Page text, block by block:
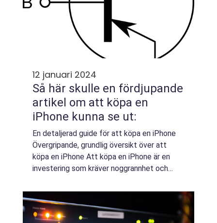
12 januari 2024
Så här skulle en fördjupande
artikel om att köpa en
iPhone kunna se ut:
En detaljerad guide för att köpa en iPhone
Övergripande, grundlig översikt över att
köpa en iPhone Att köpa en iPhone är en
investering som kräver noggrannhet och
tänka på, såsom modeller, funktioner och pr...